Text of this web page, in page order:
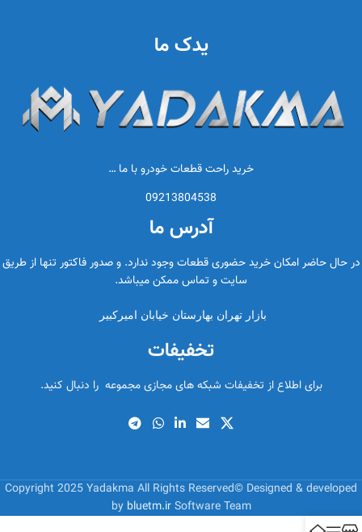
یدک ما
خرید راحت قطعات خودرو با ما …
09213804538
آدرس ما
در حال حاضر امکان خرید حضوری قطعات وجود ندارد. و صدور فاکتور تنها از طریق
سایت و تماس ممکن میباشد.
بازار تهران بهارستان خیابان امیرکبیر
تخفیفات
برای اطلاع از تخفیفات شبکه های مجازی مجموعه را دنبال کنید.
Copyright 2025 Yadakma All Rights Reserved© Designed & developed
by bluetm.irSoftware Team